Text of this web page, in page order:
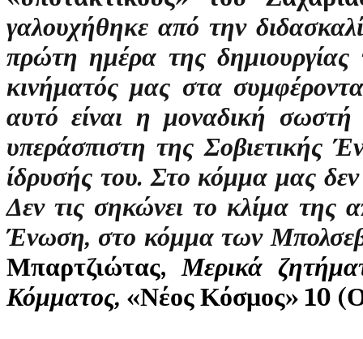
γαλουχήθηκε από την
πρώτη ημέρα της
κινήματός μας στα
αυτό είναι η μοναδική σωστή
υπεράσπιστη της Σοβιετικής
ίδρυσής του. Στο κόμμα μας δεν
Δεν τις σηκώνει το κλίμα της
Ένωση, στο κόμμα των
Μπαρτζιώτας,Μερικά
Κόμματος, «Νέος Κόσμος» 10